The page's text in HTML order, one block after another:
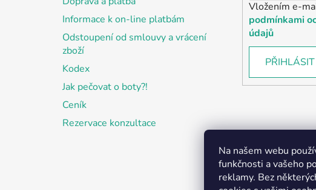
Na našem webu
funkčnosti a vašeho
reklamy. Bez
Informace k on-line platbám
Odstoupení od smlouvy a vrácení
zboží
Kodex
Jak pečovat o boty?!
Ceník
Rezervace konzultace
Vložením e-
podmínkami
údajů
PŘIHLÁSIT